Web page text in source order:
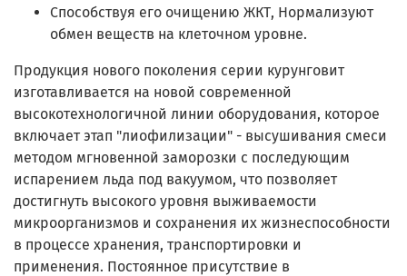
Способствуя его очищению ЖКТ, Нормализуют
обмен веществ на клеточном уровне.
Продукция нового поколения серии курунговит
изготавливается на новой современной
высокотехнологичной линии оборудования, которое
включает этап "лиофилизации" - высушивания смеси
методом мгновенной заморозки с последующим
испарением льда под вакуумом, что позволяет
достигнуть высокого уровня выживаемости
микроорганизмов и сохранения их жизнеспособности
в процессе хранения, транспортировки и
применения. Постоянное присутствие в